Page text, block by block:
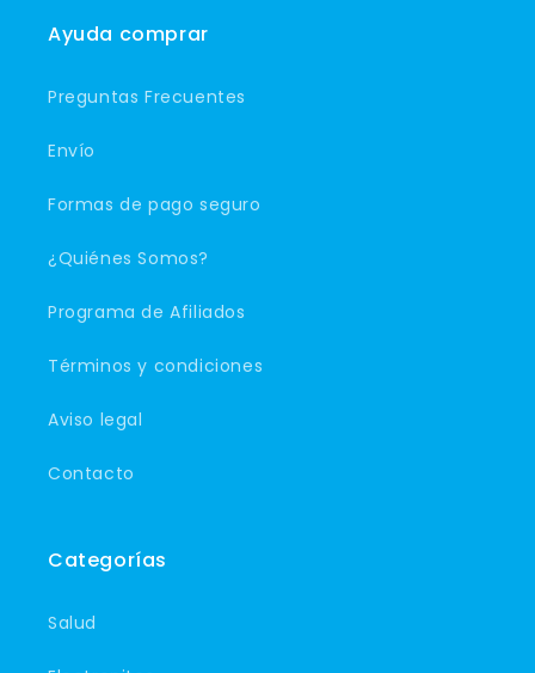
Ayuda comprar
Preguntas Frecuentes
Envío
Formas de pago seguro
¿Quiénes Somos?
Programa de Afiliados
Términos y condiciones
Aviso legal
Contacto
Categorías
Salud